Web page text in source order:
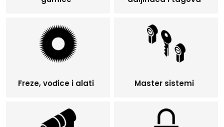
Freze, vođice i alati Master sistemi